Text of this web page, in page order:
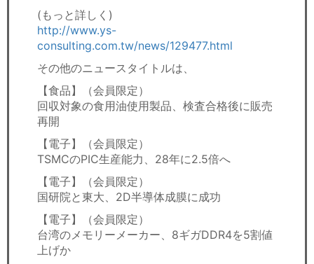
(もっと詳しく)
http://www.ys-
consulting.com.tw/news/129477.html
その他のニュースタイトルは、
【食品】（会員限定）
回収対象の食用油使用製品、検査合格後に販売
再開
【電子】（会員限定）
TSMCのPIC生産能力、28年に2.5倍へ
【電子】（会員限定）
国研院と東大、2D半導体成膜に成功
【電子】（会員限定）
台湾のメモリーメーカー、8ギガDDR4を5割値
上げか